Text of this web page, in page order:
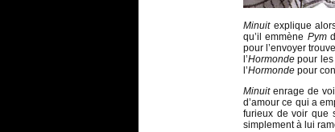
Minuitexplique
qu’il emmène Pym
pour l’envoyer
l’Hormonde pour
l’Hormonde pour
Minuitenrage de
d’amour ce qui a
furieux de voir que
simplement à lui